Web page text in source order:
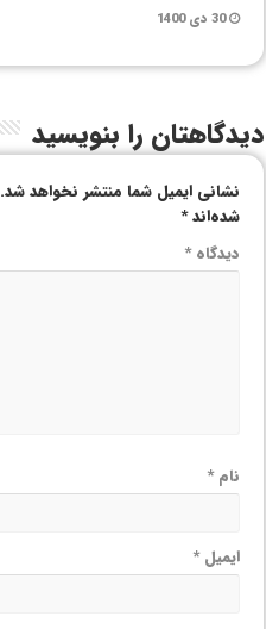
30 دی 1400
دیدگاهتان را بنویسید
نشانی ایمیل شما منتشر نخواهد شد.
شده‌اند*
دیدگاه*
نام*
ایمیل*